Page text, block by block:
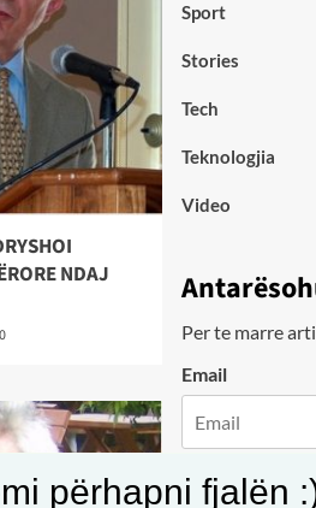
NDAJ
0
Sport
Stories
Tech
Teknologjia
Video
Per te marre
Email
City
përhapni fjalën